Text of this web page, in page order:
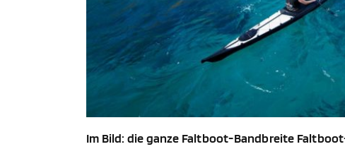
Im Bild: die ganze Faltboot-Bandbreite